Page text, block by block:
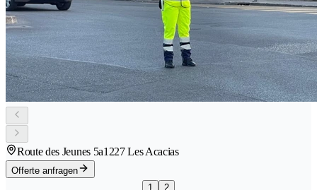
Route des Jeunes 5a1227 Les Acacias
Offerte anfragen
1
2